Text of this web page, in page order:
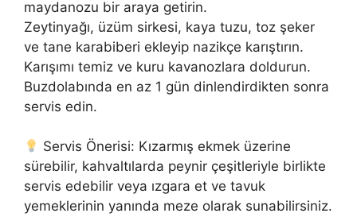
maydanozu bir araya getirin.
Zeytinyağı, üzüm sirkesi, kaya tuzu, toz şeker
ve tane karabiberi ekleyip nazikçe karıştırın.
Karışımı temiz ve kuru kavanozlara doldurun.
Buzdolabında en az 1 gün dinlendirdikten sonra
servis edin.
Servis Önerisi: Kızarmış ekmek üzerine
sürebilir, kahvaltılarda peynir çeşitleriyle birlikte
servis edebilir veya ızgara et ve tavuk
yemeklerinin yanında meze olarak sunabilirsiniz.